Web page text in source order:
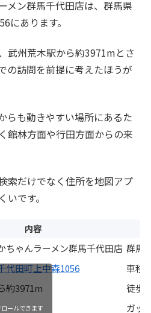
メン群馬千代田店は、群馬県
にあります。
武州荒木駅から約3971mとさ
の訪問を前提に考えたほうが
らも動きやすい場所にあるた
館林方面や行田方面からの来
索だけでなく住所を地図アプ
です。
内容
ちゃんラーメン群馬千代田店 群馬
代田町上中森1056
車移
約3971m
徒歩
ガッ
ロールできます